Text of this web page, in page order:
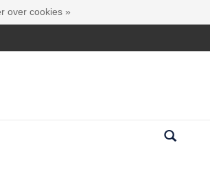
over cookies »